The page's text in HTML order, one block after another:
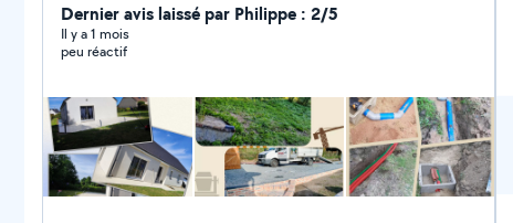
talutage, bassin, tranché...) - Aménagement ( allée,
massif, enrochement, clôture, terrain de pétanque...) -
Entretien ( tonte, débrousaillage, broyage...) +
Tout types de bricolage N'hésitez pas pour
quelconques questions. Avec grand plaisir pour vous
conseiller. Cordialement Sébastien
Dernier avis laissé par Philippe : 2/5
Il y a 1 mois
peu réactif